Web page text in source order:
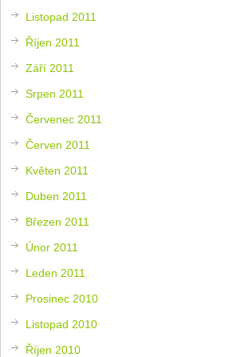
Listopad 2011
Říjen 2011
Září 2011
Srpen 2011
Červenec 2011
Červen 2011
Květen 2011
Duben 2011
Březen 2011
Únor 2011
Leden 2011
Prosinec 2010
Listopad 2010
Říjen 2010